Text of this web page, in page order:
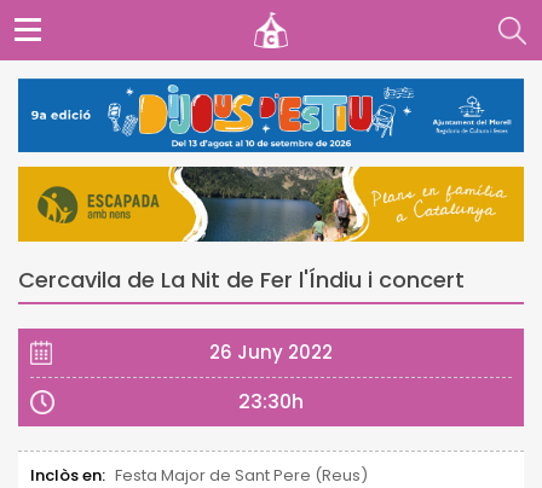
Cercavila de La Nit de Fer l'Índiu i concert
26 Juny 2022
23:30h
Inclòs en: Festa Major de Sant Pere (Reus)